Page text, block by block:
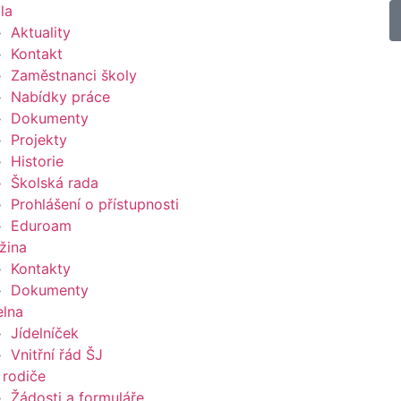
Aktuality
Kontakt
Zaměstnanci školy
Nabídky práce
Dokumenty
Projekty
Historie
Školská rada
Prohlášení o přístupnosti
Eduroam
Kontakty
Dokumenty
Jídelníček
Vnitřní řád ŠJ
rodiče
Žádosti a formuláře